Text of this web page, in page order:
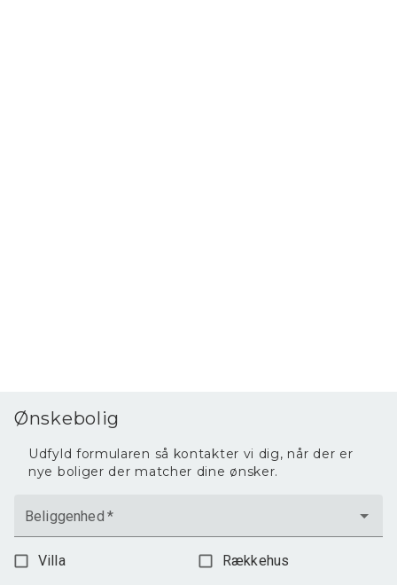
Ønskebolig
Udfyld formularen så kontakter vi dig, når der er
nye boliger der matcher dine ønsker.
Beliggenhed *
Villa
Rækkehus